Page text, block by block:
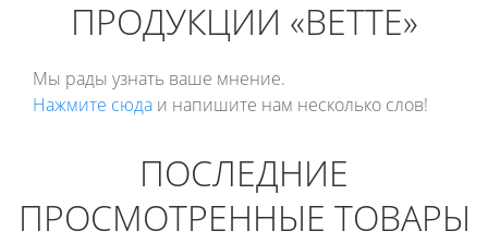
ПРОДУКЦИИ «BETTE»
Мы рады узнать ваше мнение.
Нажмите сюда и напишите нам несколько слов!
ПОСЛЕДНИЕ
ПРОСМОТРЕННЫЕ ТОВАРЫ